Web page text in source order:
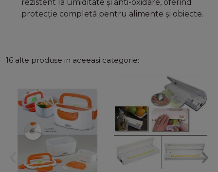
rezistent la umiditate și anti-oxidare, oferind
protecție completă pentru alimente și obiecte.
16 alte produse in aceeasi categorie: